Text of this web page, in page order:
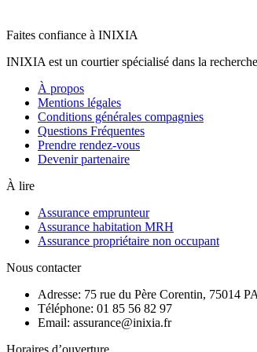
Faites confiance à INIXIA
INIXIA est un courtier spécialisé dans la
À propos
Mentions légales
Conditions générales compagnies
Questions Fréquentes
Prendre rendez-vous
Devenir partenaire
À lire
Assurance emprunteur
Assurance habitation MRH
Assurance propriétaire non occupant
Nous contacter
Adresse: 75 rue du Père Corentin, 75014
Téléphone: 01 85 56 82 97
Email: assurance@inixia.fr